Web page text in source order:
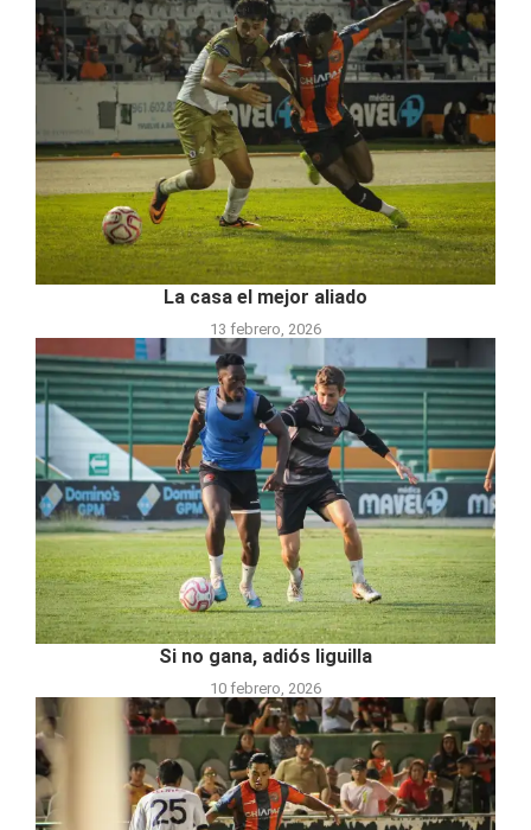
La casa el mejor aliado
13 febrero, 2026
Si no gana, adiós liguilla
10 febrero, 2026